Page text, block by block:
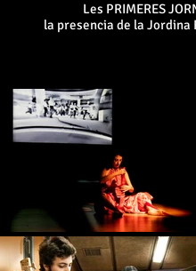
Les PRIMERES
la presencia de la Jordina